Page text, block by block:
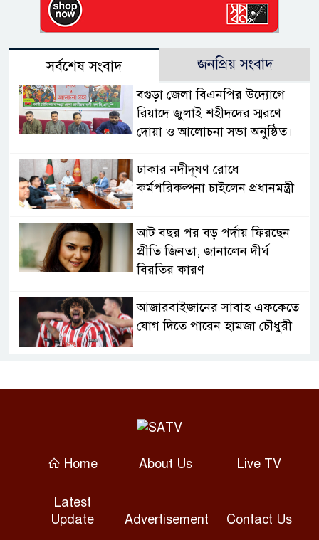
সর্বশেষ সংবাদ জনপ্রিয় সংবাদ
বগুড়া জেলা বিএনপির উদ্যোগে
রিয়াদে জুলাই শহীদদের স্মরণে
দোয়া ও আলোচনা সভা অনুষ্ঠিত।
ঢাকার নদীদূষণ রোধে
কর্মপরিকল্পনা চাইলেন প্রধানমন্ত্রী
আট বছর পর বড় পর্দায় ফিরছেন
প্রীতি জিনতা, জানালেন দীর্ঘ
বিরতির কারণ
আজারবাইজানের সাবাহ এফকেতে
যোগ দিতে পারেন হামজা চৌধুরী
ইন্টার মায়ামির দাপুটে জয়
ওয়েস্ট ইন্ডিজকে হারিয়ে সিরিজ
মিজানুর রহমানের যাবজ্জীবন
Home About Us Live TV
Latest
Update
Advertisement Contact Us